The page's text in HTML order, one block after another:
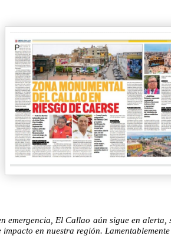
emergencia, El Callao aún sigue en
en nuestra región.